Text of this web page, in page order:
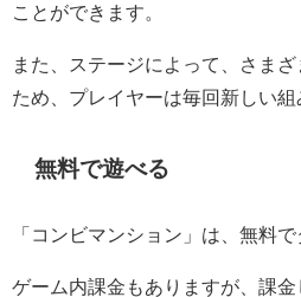
ことができます。
また、ステージによって、さま
ため、プレイヤーは毎回新しい組
無料で遊べる
「コンビマンション」は、無料
ゲーム内課金もありますが、課